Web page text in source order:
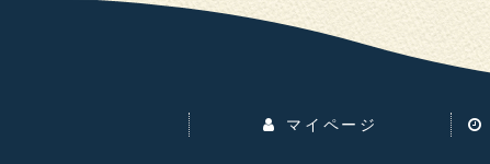
マイページ